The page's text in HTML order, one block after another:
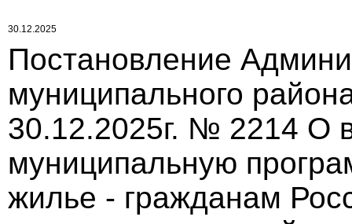
30.12.2025
Постановление
муниципального
30.12.2025г. № 2214 О
муниципальную
жилье - гражданам